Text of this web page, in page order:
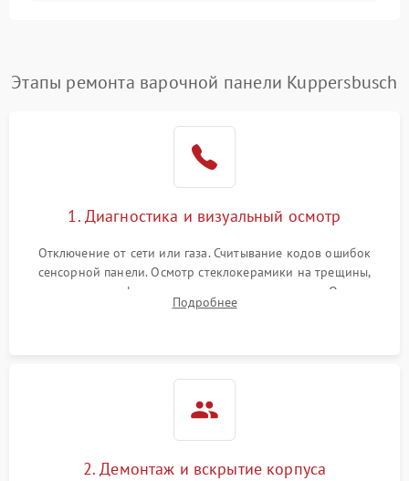
Этапы ремонта варочной панели Kuppersbusch
1. Диагностика и визуальный осмотр
Отключение от сети или газа. Считывание кодов ошибок
сенсорной панели. Осмотр стеклокерамики на трещины,
проверка конфорок на равномерность нагрева. Опрос
клиента о симптомах (не включается, не видит посуду,
Подробнее
2. Демонтаж и вскрытие корпуса